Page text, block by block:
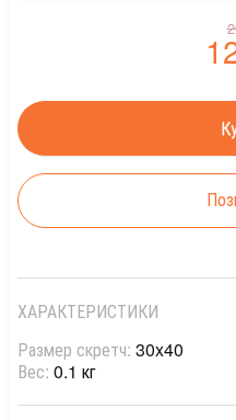
ХАРАКТЕРИСТИКИ
Размер скретч: 30x40
Вес: 0.1 кг